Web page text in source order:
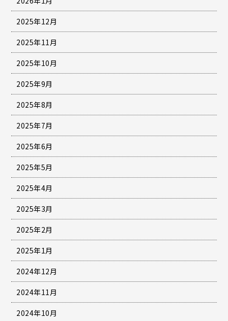
2025年12月
2025年11月
2025年10月
2025年9月
2025年8月
2025年7月
2025年6月
2025年5月
2025年4月
2025年3月
2025年2月
2025年1月
2024年12月
2024年11月
2024年10月